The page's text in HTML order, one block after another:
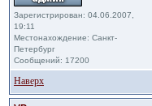
Зарегистрирован: 04.06.2007,
19:11
Местонахождение: Санкт-
Петербург
Сообщений: 17200
Наверх